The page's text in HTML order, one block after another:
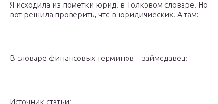
Я исходила из пометки юрид. в Толковом словаре. Но
вот решила проверить, что в юридичиеских. А там:
В словаре финансовых терминов – займодавец:
Источник статьи: